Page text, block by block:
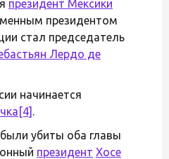
президент Мексики
президентом
стал председатель
Лердо де
начинается
[4] .
были убиты оба главы
президент Хосе